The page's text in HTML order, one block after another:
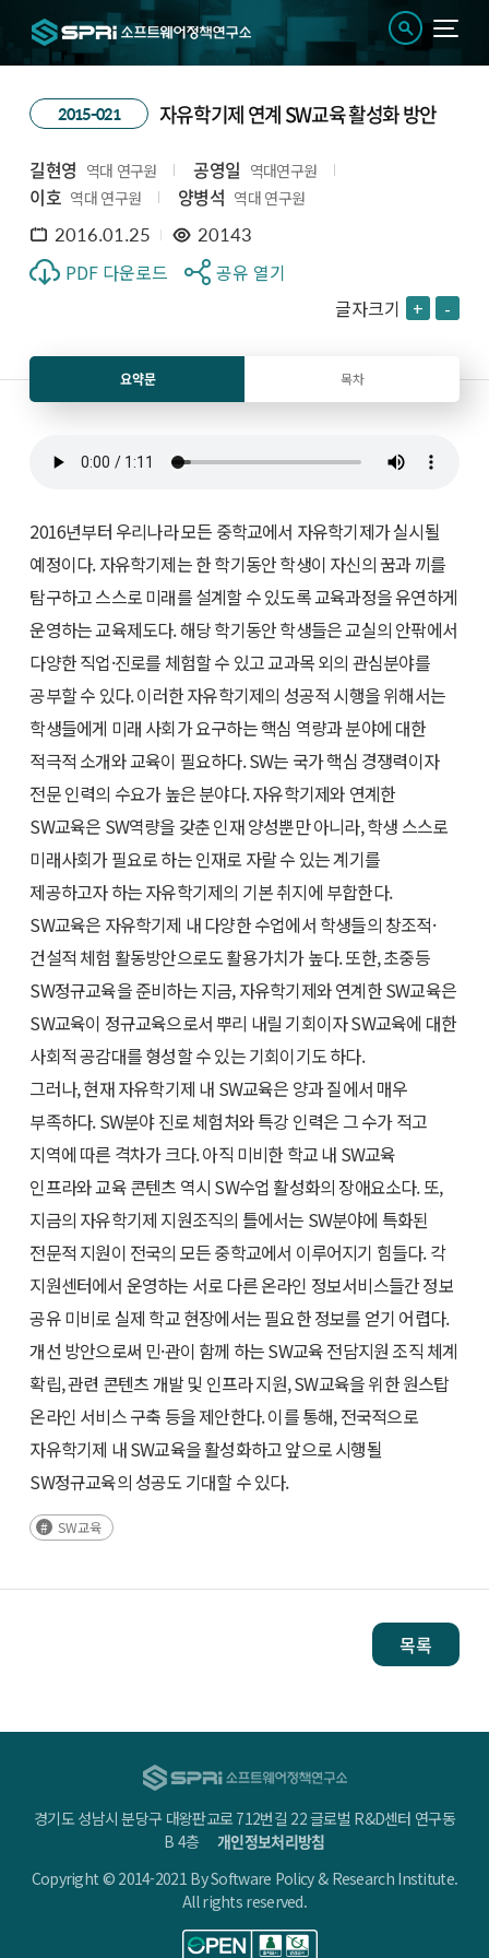
2015-021 자유학기제 연계 SW교육 활성화 방안
길현영 역대 연구원 공영일 역대연구원
이호 역대 연구원 양병석 역대 연구원
2016.01.25 20143
PDF 다운로드
공유 열기
글자크기 + -
요약문 목차
2016년부터 우리나라 모든 중학교에서 자유학기제가 실시될
예정이다. 자유학기제는 한 학기동안 학생이 자신의 꿈과 끼를
탐구하고 스스로 미래를 설계할 수 있도록 교육과정을 유연하게
운영하는 교육제도다. 해당 학기동안 학생들은 교실의 안팎에서
다양한 직업·진로를 체험할 수 있고 교과목 외의 관심분야를
공부할 수 있다. 이러한 자유학기제의 성공적 시행을 위해서는
학생들에게 미래 사회가 요구하는 핵심 역량과 분야에 대한
적극적 소개와 교육이 필요하다. SW는 국가 핵심 경쟁력이자
전문 인력의 수요가 높은 분야다. 자유학기제와 연계한
SW교육은 SW역량을 갖춘 인재 양성뿐만 아니라, 학생 스스로
미래사회가 필요로 하는 인재로 자랄 수 있는 계기를
제공하고자 하는 자유학기제의 기본 취지에 부합한다.
SW교육은 자유학기제 내 다양한 수업에서 학생들의 창조적·
건설적 체험 활동방안으로도 활용가치가 높다. 또한, 초중등
SW정규교육을 준비하는 지금, 자유학기제와 연계한 SW교육은
SW교육이 정규교육으로서 뿌리 내릴 기회이자 SW교육에 대한
사회적 공감대를 형성할 수 있는 기회이기도 하다.
그러나, 현재 자유학기제 내 SW교육은 양과 질에서 매우
부족하다. SW분야 진로 체험처와 특강 인력은 그 수가 적고
지역에 따른 격차가 크다. 아직 미비한 학교 내 SW교육
인프라와 교육 콘텐츠 역시 SW수업 활성화의 장애요소다. 또,
지금의 자유학기제 지원조직의 틀에서는 SW분야에 특화된
전문적 지원이 전국의 모든 중학교에서 이루어지기 힘들다. 각
지원센터에서 운영하는 서로 다른 온라인 정보서비스들간 정보
공유 미비로 실제 학교 현장에서는 필요한 정보를 얻기 어렵다.
개선 방안으로써 민·관이 함께 하는 SW교육 전담지원 조직 체계
확립, 관련 콘텐츠 개발 및 인프라 지원, SW교육을 위한 원스탑
온라인 서비스 구축 등을 제안한다. 이를 통해, 전국적으로
자유학기제 내 SW교육을 활성화하고 앞으로 시행될
SW정규교육의 성공도 기대할 수 있다.
SW교육
목록
경기도 성남시 분당구 대왕판교로 712번길 22 글로벌 R&D센터 연구동
B 4층개인정보처리방침
Copyright © 2014-2021 By Software Policy & Research Institute.
All rights reserved.